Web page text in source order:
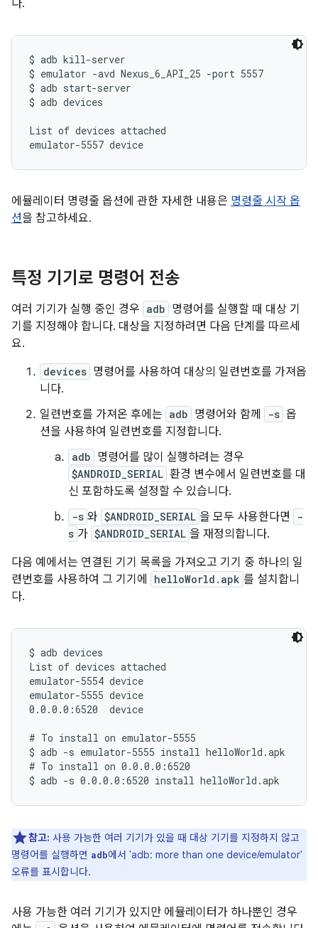
다.
$ adb kill-server
$ emulator -avd Nexus_6_API_25 -port 5557
$ adb start-server
$ adb devices
List of devices attached
에뮬레이터 명령줄 옵션에 관한 자세한 내용은 명령줄 시작 옵
션을 참고하세요.
특정 기기로 명령어 전송
여러 기기가 실행 중인 경우 adb 명령어를 실행할 때 대상 기
기를 지정해야 합니다. 대상을 지정하려면 다음 단계를 따르세
요.
devices 명령어를 사용하여 대상의 일련번호를 가져옵
니다.
일련번호를 가져온 후에는 adb 명령어와 함께 -s 옵
션을 사용하여 일련번호를 지정합니다.
adb 명령어를 많이 실행하려는 경우
$ANDROID_SERIAL 환경 변수에서 일련번호를 대
신 포함하도록 설정할 수 있습니다.
-s 와 $ANDROID_SERIAL 을 모두 사용한다면
-
s 가 $ANDROID_SERIAL 을 재정의합니다.
다음 예에서는 연결된 기기 목록을 가져오고 기기 중 하나의 일
련번호를 사용하여 그 기기에
helloWorld.apk 를 설치합니
다.
$ adb devices
List of devices attached
emulator-5554 device
emulator-5555 device
0.0.0.0:6520  device
# To install on emulator-5555
$ adb -s emulator-5555 install helloWorld.apk
# To install on 0.0.0.0:6520
참고: 사용 가능한 여러 기기가 있을 때 대상 기기를 지정하지 않고
명령어를 실행하면 adb에서 'adb: more than one device/emulator'
오류를 표시합니다.
사용 가능한 여러 기기가 있지만 에뮬레이터가 하나뿐인 경우